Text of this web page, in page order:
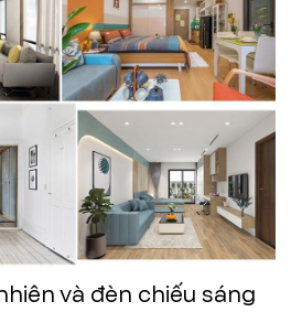
và đèn chiếu sáng